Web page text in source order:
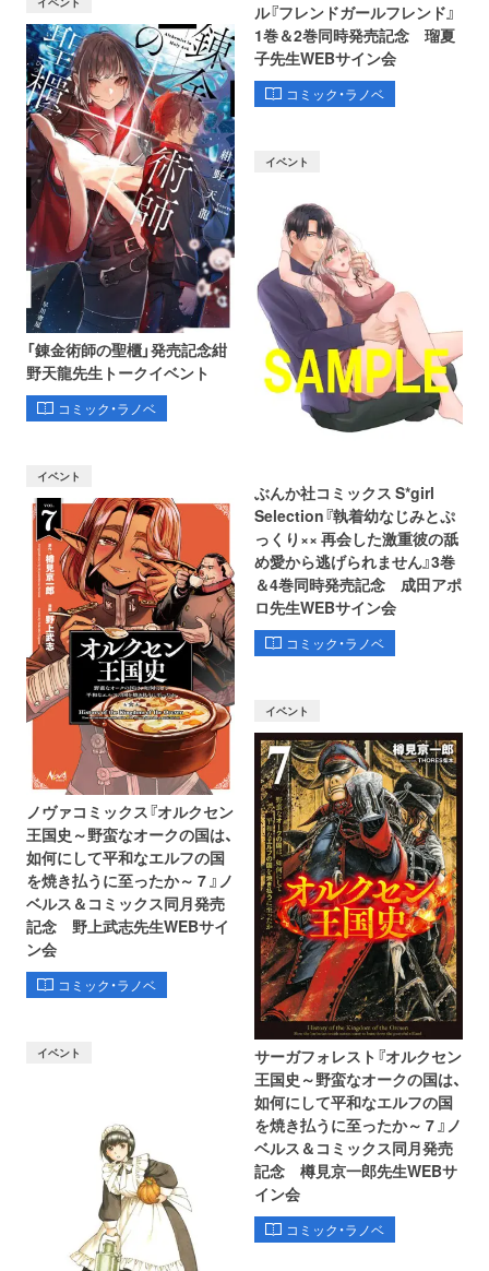
ル『フレンドガールフレンド』
1巻＆2巻同時発売記念 瑠夏
子先生WEBサイン会
コミック・ラノベ
「錬金術師の聖櫃」発売記念紺
野天龍先生トークイベント
コミック・ラノベ
イベント
ぶんか社コミックス S*girl
Selection『執着幼なじみとぷ
っくり×× 再会した激重彼の舐
め愛から逃げられません』3巻
＆4巻同時発売記念 成田アポ
ロ先生WEBサイン会
コミック・ラノベ
イベント
ノヴァコミックス『オルクセン
王国史～野蛮なオークの国は、
如何にして平和なエルフの国
を焼き払うに至ったか～ 7 』ノ
ベルス＆コミックス同月発売
記念 野上武志先生WEBサイ
ン会
コミック・ラノベ
イベント
サーガフォレスト『オルクセン
王国史～野蛮なオークの国は、
如何にして平和なエルフの国
を焼き払うに至ったか～ 7 』ノ
ベルス＆コミックス同月発売
記念 樽見京一郎先生WEBサ
イン会
コミック・ラノベ
イベント